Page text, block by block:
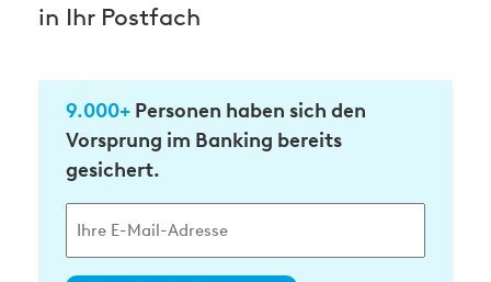
in Ihr Postfach
9.000+ Personen haben sich den
Vorsprung im Banking bereits
gesichert.